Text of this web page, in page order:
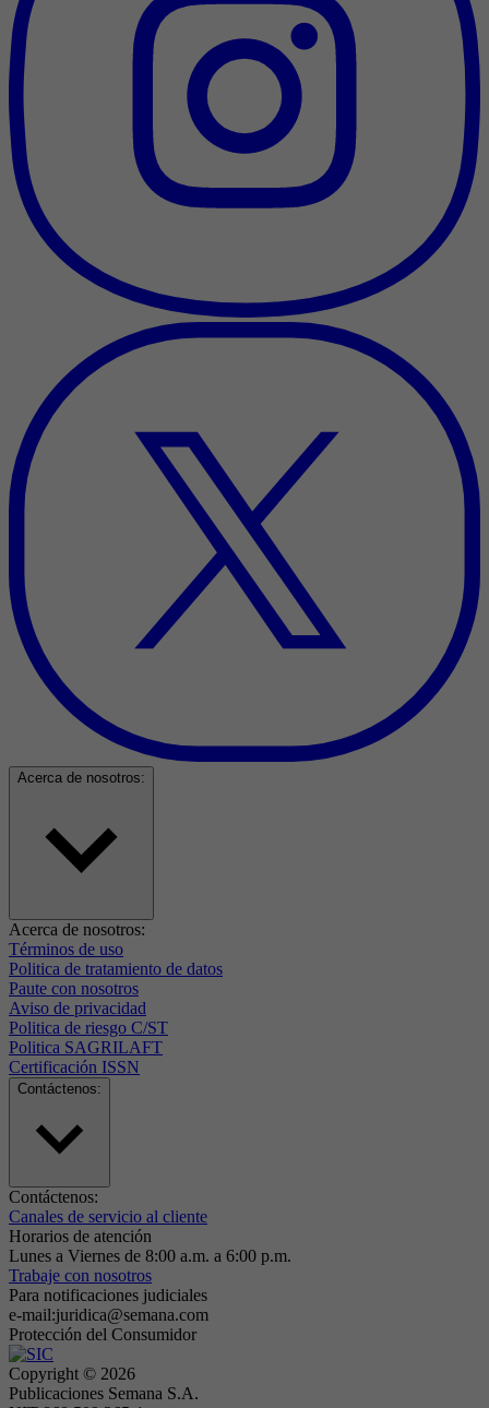
Acerca de nosotros:
Acerca de nosotros:
Términos de uso
Politica de tratamiento de datos
Paute con nosotros
Aviso de privacidad
Politica de riesgo C/ST
Politica SAGRILAFT
Certificación ISSN
Contáctenos:
Contáctenos:
Canales de servicio al cliente
Horarios de atención
Lunes a Viernes de 8:00 a.m. a 6:00 p.m.
Trabaje con nosotros
Para notificaciones judiciales
e-mail:juridica@semana.com
Protección del Consumidor
Copyright © 2026
Publicaciones Semana S.A.